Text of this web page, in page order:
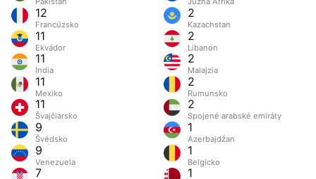
12
Francúzsko
11
Ekvádor
11
India
11
Mexiko
11
Švajčiarsko
9
Švédsko
9
Venezuela
7
2
Kazachstan
2
Libanon
2
Malajzia
2
Rumunsko
2
Spojené arabské emiráty
1
Azerbajdžan
1
Belgicko
1